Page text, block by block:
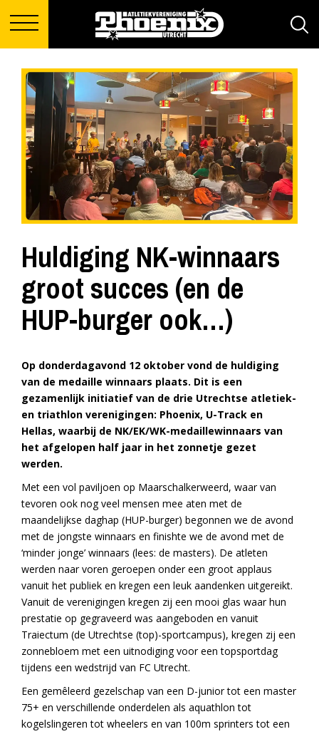
Huldiging NK-winnaars
groot succes (en de
HUP-burger ook…)
Op donderdagavond 12 oktober vond de huldiging
van de medaille winnaars plaats. Dit is een
gezamenlijk initiatief van de drie Utrechtse atletiek-
en triathlon verenigingen: Phoenix, U-Track en
Hellas, waarbij de NK/EK/WK-medaillewinnaars van
het afgelopen half jaar in het zonnetje gezet
werden.
Met een vol paviljoen op Maarschalkerweerd, waar van
tevoren ook nog veel mensen mee aten met de
maandelijkse daghap (HUP-burger) begonnen we de avond
met de jongste winnaars en finishte we de avond met de
‘minder jonge’ winnaars (lees: de masters). De atleten
werden naar voren geroepen onder een groot applaus
vanuit het publiek en kregen een leuk aandenken uitgereikt.
Vanuit de verenigingen kregen zij een mooi glas waar hun
prestatie op gegraveerd was aangeboden en vanuit
Traiectum (de Utrechtse (top)-sportcampus), kregen zij een
zonnebloem met een uitnodiging voor een topsportdag
tijdens een wedstrijd van FC Utrecht.
Een gemêleerd gezelschap van een D-junior tot een master
75+ en verschillende onderdelen als aquathlon tot
kogelslingeren tot wheelers en van 100m sprinters tot een